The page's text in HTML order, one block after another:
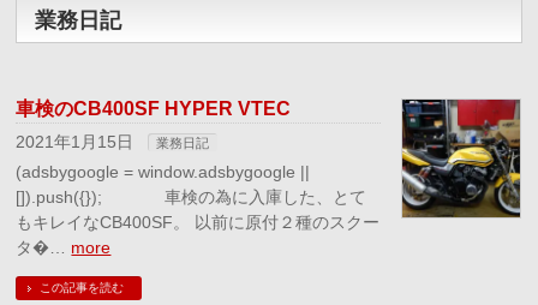
業務日記
車検のCB400SF HYPER VTEC
2021年1月15日 業務日記
(adsbygoogle = window.adsbygoogle ||
[]).push({}); 車検の為に入庫した、とて
もキレイなCB400SF。 以前に原付２種のスクー
タ�… more
この記事を読む